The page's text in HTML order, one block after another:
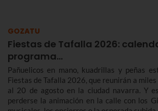
GOZATU
Fiestas de Tafalla 2026:
programa…
Pañuelicos en mano, kuadrillas y peñas
Fiestas de Tafalla 2026, que reunirán a
al 20 de agosto en la ciudad navarra. Y
perderse la animación en la calle con los